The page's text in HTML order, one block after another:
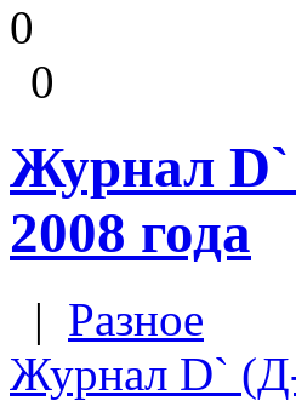
0
0
Журнал
2008 года
| Разное
Журнал D`